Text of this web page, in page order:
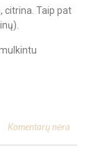
citrina. Taip pat
Komentarų nėra